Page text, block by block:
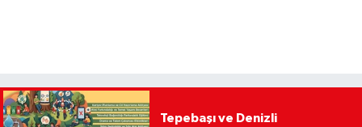
Tepebaşı ve Denizli